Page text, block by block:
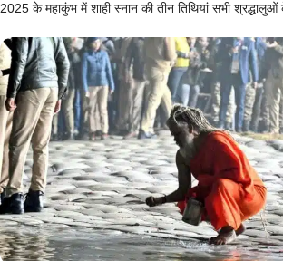
2025 के महाकुंभ में शाही स्नान की तीन तिथियां सभी